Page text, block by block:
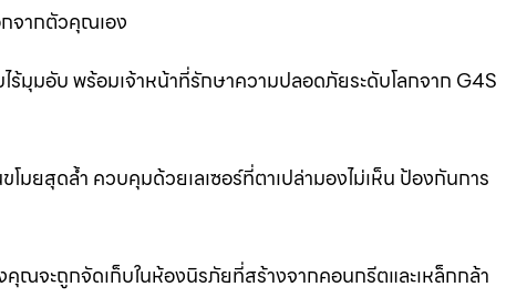
จากตัวคุณเอง
มุมอับ พร้อมเจ้าหน้าที่รักษาความปลอดภัยระดับโลกจาก G4S
ยสุดล้ำ ควบคุมด้วยเลเซอร์ที่ตาเปล่ามองไม่เห็น ป้องกันการ
ณจะถูกจัดเก็บในห้องนิรภัยที่สร้างจากคอนกรีตและเหล็กกล้า